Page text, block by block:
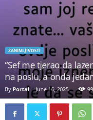
ZANIMLJIVOSTI
“Sef me tjerao da
na poslu, a onda
By Portal- June 16, 2025